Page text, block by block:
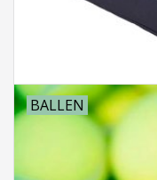
BALLEN